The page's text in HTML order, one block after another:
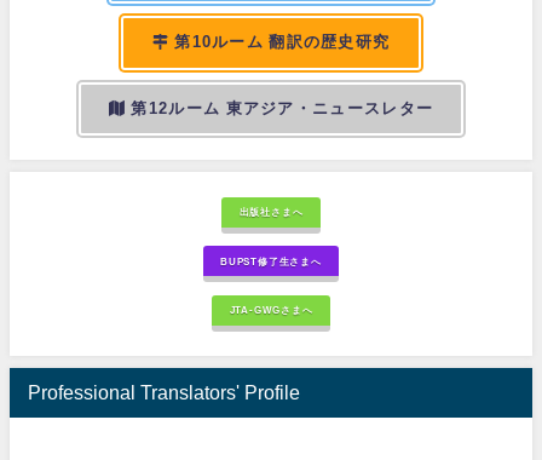
第10ルーム 翻訳の歴史研究
第12ルーム 東アジア・ニュースレター
出版社さまへ
BUPST修了生さまへ
JTA-GWGさまへ
Professional Translators' Profile